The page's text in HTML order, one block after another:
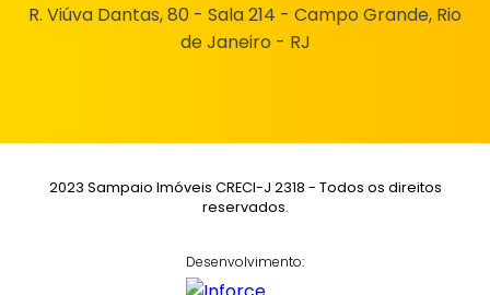
R. Viúva Dantas, 80 - Sala 214 - Campo Grande, Rio
de Janeiro - RJ
2023 Sampaio Imóveis CRECI-J 2318 - Todos os direitos
reservados.
Desenvolvimento: